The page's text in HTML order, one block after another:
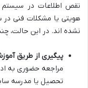
نقص اطلاعات در سیستم
نشده اند. در این حالت،
پیگیری از طریق
مراجعه حضوری به
تحصیل یا مدرسه